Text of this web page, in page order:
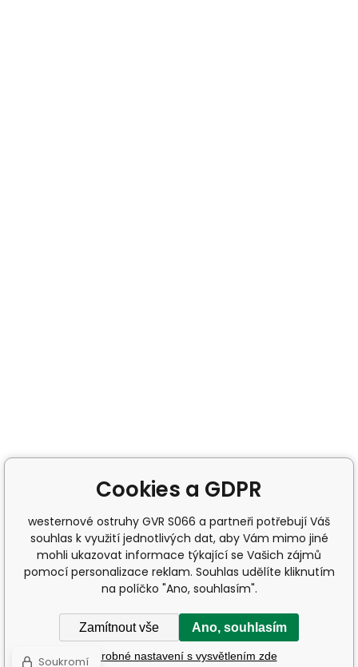
Cookies a GDPR
westernové ostruhy GVR S066 a partneři potřebují Váš
souhlas k využití jednotlivých dat, aby Vám mimo jiné
mohli ukazovat informace týkající se Vašich zájmů
pomocí personalizace reklam. Souhlas udělíte kliknutím
na políčko "Ano, souhlasím".
Zamítnout vše Ano, souhlasím
Podrobné nastavení s vysvětlením zde
Soukromí